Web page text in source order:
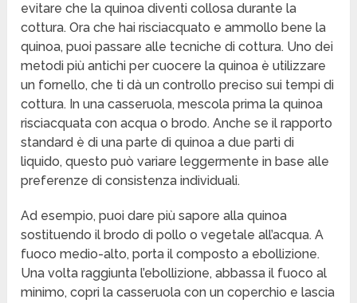
evitare che la quinoa diventi collosa durante la
cottura. Ora che hai risciacquato e ammollo bene la
quinoa, puoi passare alle tecniche di cottura. Uno dei
metodi più antichi per cuocere la quinoa è utilizzare
un fornello, che ti dà un controllo preciso sui tempi di
cottura. In una casseruola, mescola prima la quinoa
risciacquata con acqua o brodo. Anche se il rapporto
standard è di una parte di quinoa a due parti di
liquido, questo può variare leggermente in base alle
preferenze di consistenza individuali.
Ad esempio, puoi dare più sapore alla quinoa
sostituendo il brodo di pollo o vegetale all’acqua. A
fuoco medio-alto, porta il composto a ebollizione.
Una volta raggiunta l’ebollizione, abbassa il fuoco al
minimo, copri la casseruola con un coperchio e lascia